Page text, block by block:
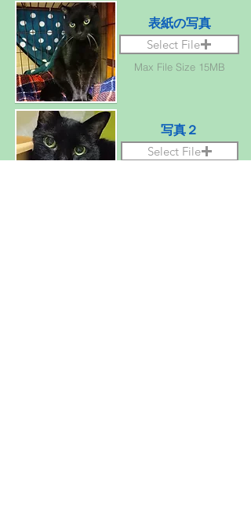
表紙の写真
Select File
Max File Size 15MB
写真２
Select File